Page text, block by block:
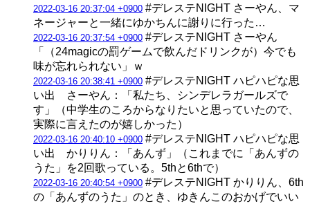
2022-03-16 20:37:04 +0900 #デレステNIGHT さーやん、マ
ネージャーと一緒にゆかちんに謝りに行った…
2022-03-16 20:37:54 +0900 #デレステNIGHT さーやん
「（24magicの罰ゲームで飲んだドリンクが）今でも
味が忘れられない」ｗ
2022-03-16 20:38:41 +0900 #デレステNIGHT ハピハピな思
い出 さーやん：「私たち、シンデレラガールズで
す」（中学生のころからなりたいと思っていたので、
実際に言えたのが嬉しかった）
2022-03-16 20:40:10 +0900 #デレステNIGHT ハピハピな思
い出 かりりん：「あんず」（これまでに「あんずの
うた」を2回歌っている。5thと6thで）
2022-03-16 20:40:54 +0900 #デレステNIGHT かりりん、6th
の「あんずのうた」のとき、ゆきんこのおかげでいい